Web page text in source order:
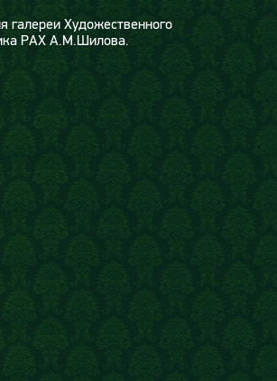
галереи Художественного
РАХ А.М.Шилова.